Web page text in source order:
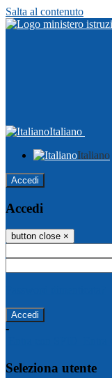
Salta al contenuto
Italiano
Italiano
Accedi
Accedi
button close ×
-
Seleziona utente